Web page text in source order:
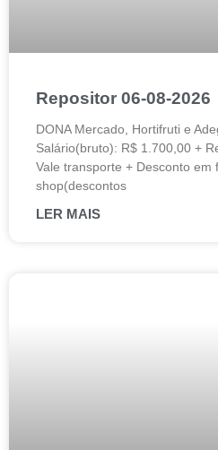
Repositor 06-08-2026
DONA Mercado, Hortifruti e
Salário(bruto): R$ 1.700,00 +
Vale transporte + Desconto em
shop(descontos
LER MAIS